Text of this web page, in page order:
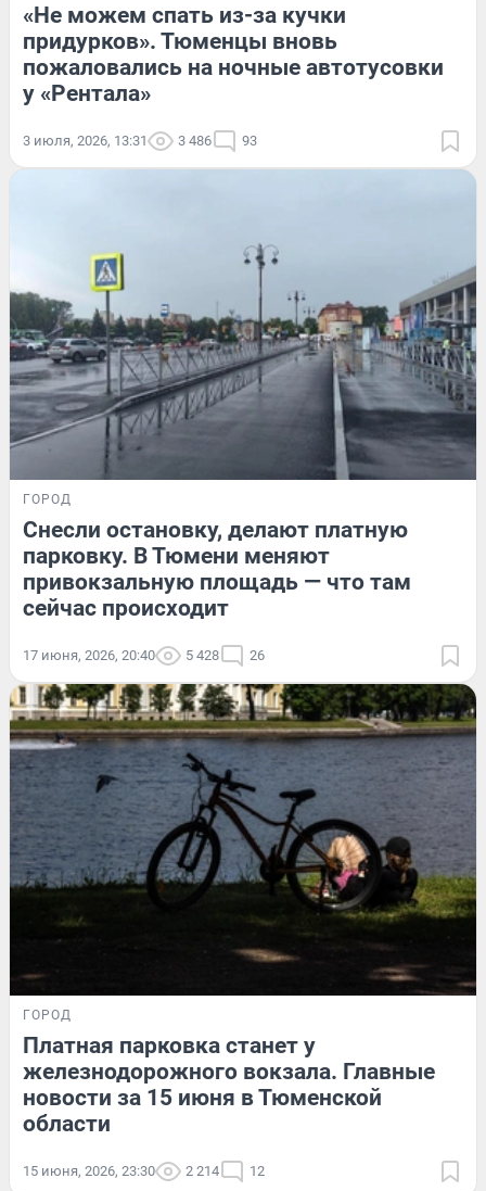
«Не можем спать из-за кучки
придурков». Тюменцы вновь
пожаловались на ночные автотусовки
у «Рентала»
3 июля, 2026, 13:31 3 486 93
ГОРОД
Снесли остановку, делают платную
парковку. В Тюмени меняют
привокзальную площадь — что там
сейчас происходит
17 июня, 2026, 20:40 5 428 26
ГОРОД
Платная парковка станет у
железнодорожного вокзала. Главные
новости за 15 июня в Тюменской
области
15 июня, 2026, 23:30 2 214 12